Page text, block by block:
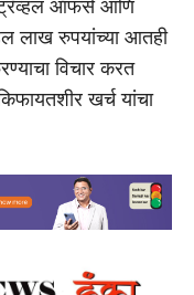
ऑफर्स आणि
लाख रुपयांच्या आतही
विचार करत
खर्च यांचा